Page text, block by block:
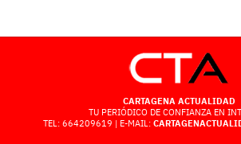
CARTAGENA ACTUALIDAD
TU PERIÓDICO DE CONFIANZA EN
TEL: 664209619 | E-MAIL: